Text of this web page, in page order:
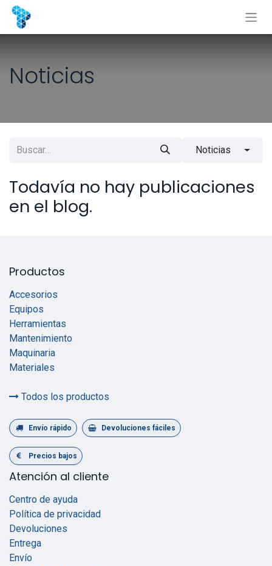
Ir al contenido
Noticias
Noticias
Todavía no hay publicaciones
en el blog.
Productos
Accesorios
Equipos
Herramientas
Mantenimiento
Maquinaria
Materiales
Todos los productos
Envío rápido Devoluciones fáciles
Precios bajos
Atención al cliente
Centro de ayuda
Política de privacidad
Devoluciones
Entrega
Envío